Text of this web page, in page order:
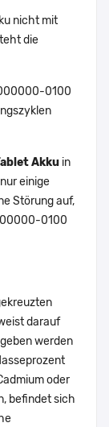
nicht mit
die
0100
Akku in
einige
Störung auf,
0100
darauf
werden
oder
befindet sich